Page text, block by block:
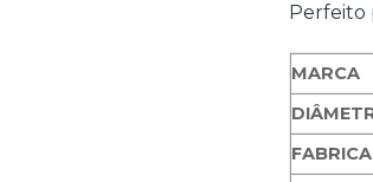
Perfeito
MARCA